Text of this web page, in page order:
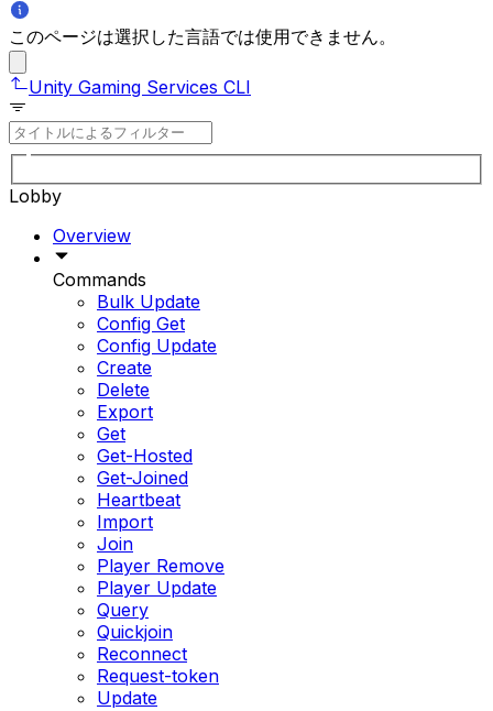
このページは選択した言語では使用できません。
Unity Gaming Services CLI
Lobby
Overview
Commands
Bulk Update
Config Get
Config Update
Create
Delete
Export
Get
Get-Hosted
Get-Joined
Heartbeat
Import
Join
Player Remove
Player Update
Query
Quickjoin
Reconnect
Request-token
Update